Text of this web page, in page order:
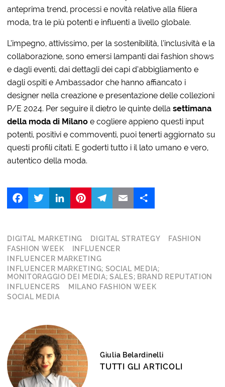
anteprima trend, processi e novità relative alla filiera
moda, tra le più potenti e influenti a livello globale.
L’impegno, attivissimo, per la sostenibilità, l’inclusività e la
collaborazione, sono emersi lampanti dai fashion shows
e dagli eventi, dai dettagli dei capi d’abbigliamento e
dagli ospiti e Ambassador che hanno affiancato i
designer nella creazione e presentazione delle collezioni
P/E 2024. Per seguire il dietro le quinte dellasettimana
della moda di Milanoe cogliere appieno questi input
potenti, positivi e commoventi, puoi tenerti aggiornato su
questi profili citati. E goderti tutto i il lato umano e vero,
autentico della moda.
FacebookTwitter LinkedIn
DIGITAL MARKETING DIGITAL STRATEGY
FASHION
FASHION WEEK
INFLUENCER
INFLUENCER MARKETING
INFLUENCER MARKETING; SOCIAL MEDIA;
MONITORAGGIO DEI MEDIA; SALES; BRAND REPUTATION
INFLUENCERS
MILANO FASHION WEEK
SOCIAL MEDIA
Giulia Belardinelli
TUTTI GLI ARTICOLI